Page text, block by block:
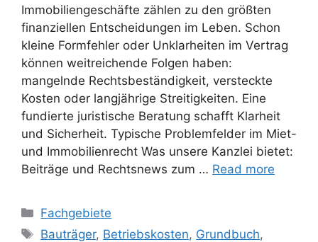
Immobiliengeschäfte zählen zu den größten
finanziellen Entscheidungen im Leben. Schon
kleine Formfehler oder ­Unklarheiten im Vertrag
können weitreichende Folgen haben:
mangelnde Rechtsbeständigkeit, versteckte
Kosten oder langjährige Streitigkeiten. Eine
fundierte juristische Beratung schafft Klarheit
und Sicherheit. Typische Problemfelder im Miet-
und Immobilienrecht Was unsere Kanzlei bietet:
Beiträge und Rechtsnews zum … Read more
Fachgebiete
Bauträger, Betriebskosten, Grundbuch,